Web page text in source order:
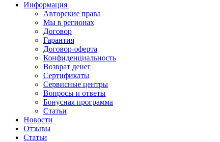
Информация
Авторские права
Мы в регионах
Договор
Гарантия
Договор-оферта
Конфиденциальность
Возврат денег
Сертификаты
Сервисные центры
Вопросы и ответы
Бонусная программа
Статьи
Новости
Отзывы
Статьи